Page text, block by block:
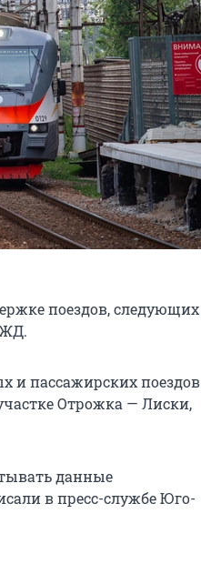
поездов, следующих
и пассажирских поездов
Отрожка — Лиски,
данные
в пресс-службе Юго-